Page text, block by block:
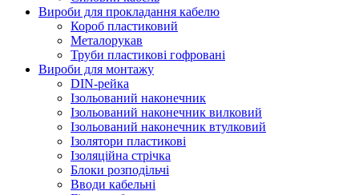
Вироби для прокладання кабелю
Короб пластиковий
Металорукав
Труби пластикові гофровані
Вироби для монтажу
DIN-рейка
Ізольований наконечник
Ізольований наконечник вилковий
Ізольований наконечник втулковий
Ізолятори пластикові
Ізоляційна стрічка
Блоки розподільчі
Вводи кабельні